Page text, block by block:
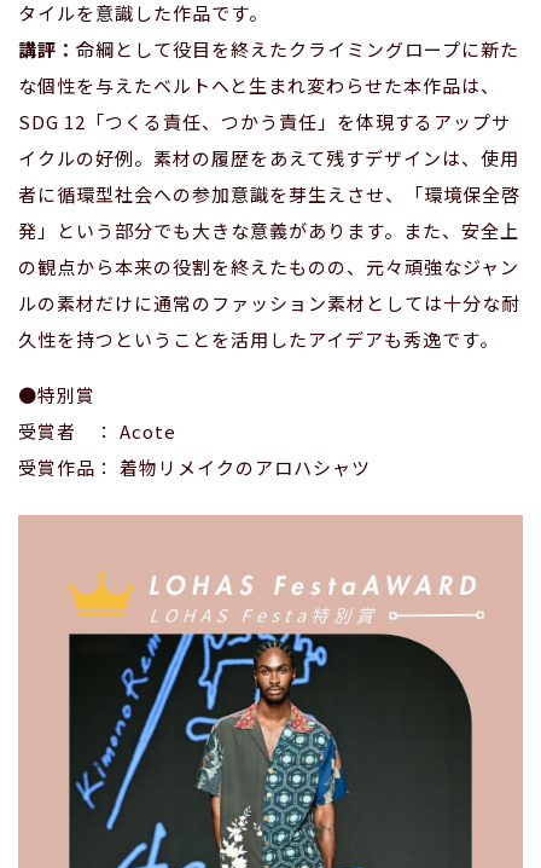
タイルを意識した作品です。
講評： 命綱として役目を終えたクライミングロープに新た
な個性を与えたベルトへと生まれ変わらせた本作品は、
SDG 12「つくる責任、つかう責任」を体現するアップサ
イクルの好例。素材の履歴をあえて残すデザインは、使用
者に循環型社会への参加意識を芽生えさせ、「環境保全啓
発」という部分でも大きな意義があります。また、安全上
の観点から本来の役割を終えたものの、元々頑強なジャン
ルの素材だけに通常のファッション素材としては十分な耐
久性を持つということを活用したアイデアも秀逸です。
●特別賞
受賞者 ： Acote
受賞作品： 着物リメイクのアロハシャツ